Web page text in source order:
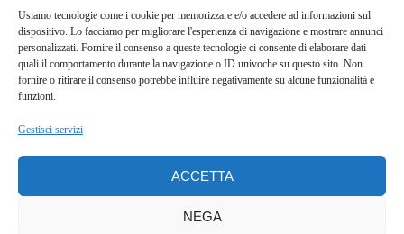
Usiamo tecnologie come i cookie per memorizzare e/o accedere ad informazioni sul
dispositivo. Lo facciamo per migliorare l'esperienza di navigazione e mostrare annunci
personalizzati. Fornire il consenso a queste tecnologie ci consente di elaborare dati
quali il comportamento durante la navigazione o ID univoche su questo sito. Non
fornire o ritirare il consenso potrebbe influire negativamente su alcune funzionalità e
funzioni.
Gestisci servizi
ACCETTA
NEGA
alcun diritto d’autore
.